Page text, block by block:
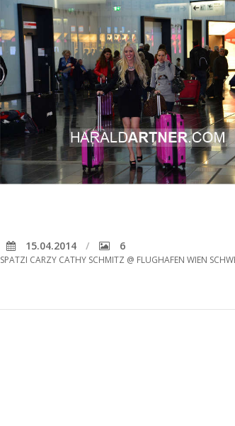
15.04.2014 6
SPATZI CARZY CATHY SCHMITZ @ FLUGHAFEN WIEN